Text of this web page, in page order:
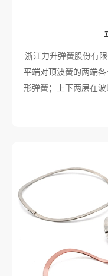
浙江力升弹簧股份有
平端对顶波簧的两端
形弹簧；上下两层在